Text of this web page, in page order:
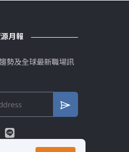
月報
勢及全球最新職場訊